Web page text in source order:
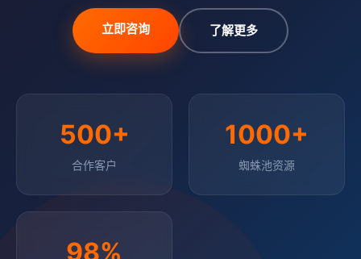
立即咨询 了解更多
500+
合作客户
1000+
蜘蛛池资源
98%